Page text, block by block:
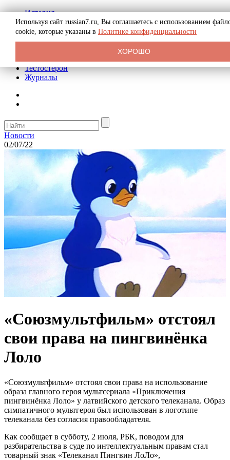
История
Биография
Криминал
Реклама на сайте
Тестостерон
Журналы
Новости
02/07/22
«Союзмультфильм» отстоял
свои права на пингвинёнка
Лоло
«Союзмультфильм» отстоял свои права на использование
образа главного героя мультсериала «Приключения
пингвинёнка Лоло» у латвийского детского телеканала. Образ
симпатичного мультгероя был использован в логотипе
телеканала без согласия правообладателя.
Как сообщает в субботу, 2 июля, РБК, поводом для
разбирательства в суде по интеллектуальным правам стал
товарный знак «Телеканал Пингвин ЛоЛо»,
Используя сайт russian7.ru, Вы соглашаетесь с использованием
cookie, которые указаны в Политике конфиденциальности
ХОРОШО